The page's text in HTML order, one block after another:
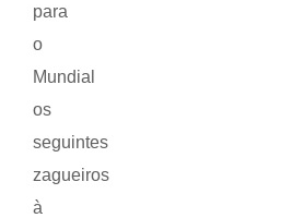
para
o
Mundial
os
seguintes
zagueiros
à